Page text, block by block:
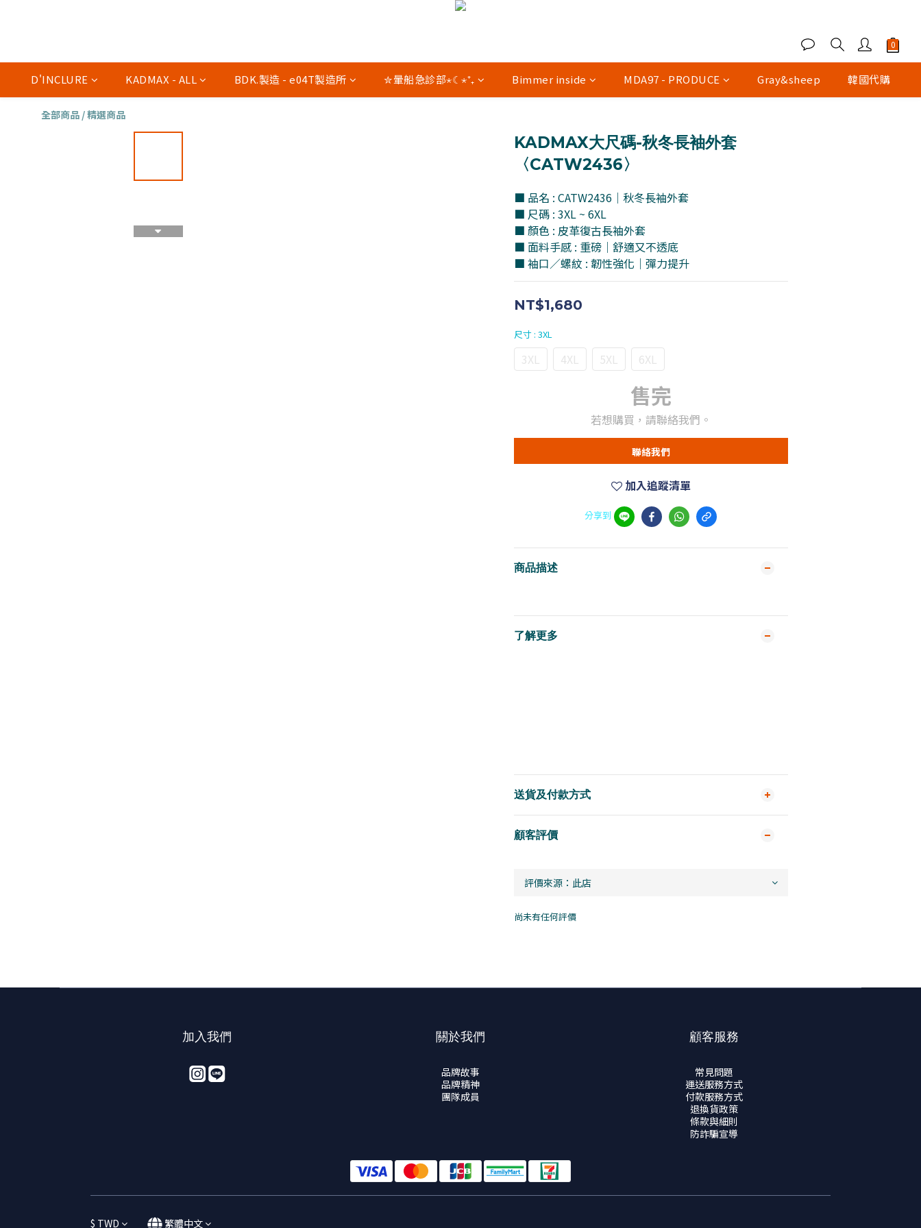
D'INCLURE KADMAX - ALL BDK.製造 - e04T製造所 ✮暈船急診部⋆☾⋆⁺₊ Bimmer inside MDA97 - PRODUCE Gray&sheep 韓國代購
全部商品 /精選商品
KADMAX大尺碼-秋冬長袖外套
〈CATW2436〉
■ 品名 : CATW2436｜秋冬長袖外套
■ 尺碼 : 3XL ~ 6XL
■ 顏色 : 皮革復古長袖外套
■ 面料手感 : 重磅｜舒適又不透底
■ 袖口／螺紋 : 韌性強化｜彈力提升
NT$1,680
尺寸 : 3XL
3XL 4XL 5XL 6XL
售完
若想購買，請聯絡我們。
聯絡我們
加入追蹤清單
分享到
商品描述
了解更多
送貨及付款方式
顧客評價
尚未有任何評價
加入我們 關於我們
品牌故事
品牌精神
團隊成員
顧客服務
常見問題
運送服務方式
付款服務方式
退換貨政策
條款與細則
防詐騙宣導
$ TWD 繁體中文